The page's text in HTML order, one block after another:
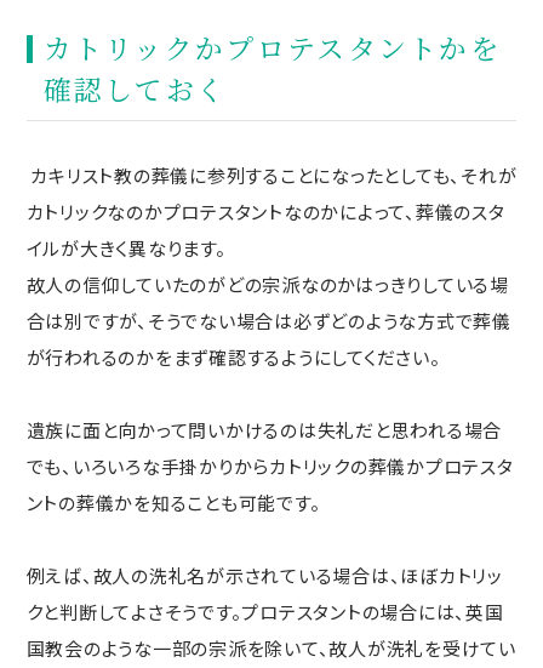
カトリックかプロテスタントかを
確認しておく
カキリスト教の葬儀に参列することになったとしても、それが
カトリックなのかプロテスタントなのかによって、葬儀のスタ
イルが大きく異なります。
故人の信仰していたのがどの宗派なのかはっきりしている場
合は別ですが、そうでない場合は必ずどのような方式で葬儀
が行われるのかをまず確認するようにしてください。
遺族に面と向かって問いかけるのは失礼だと思われる場合
でも、いろいろな手掛かりからカトリックの葬儀かプロテスタ
ントの葬儀かを知ることも可能です。
例えば、故人の洗礼名が示されている場合は、ほぼカトリッ
クと判断してよさそうです。プロテスタントの場合には、英国
国教会のような一部の宗派を除いて、故人が洗礼を受けてい